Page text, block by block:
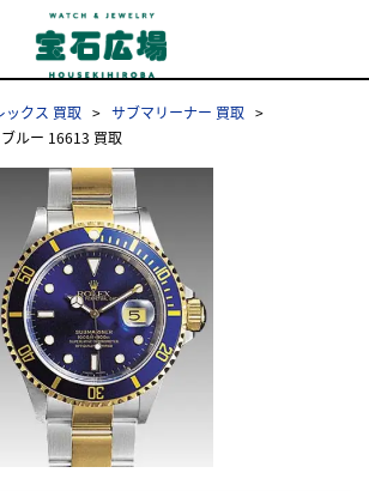
ックス 買取
サブマリーナー 買取
ルー 16613 買取